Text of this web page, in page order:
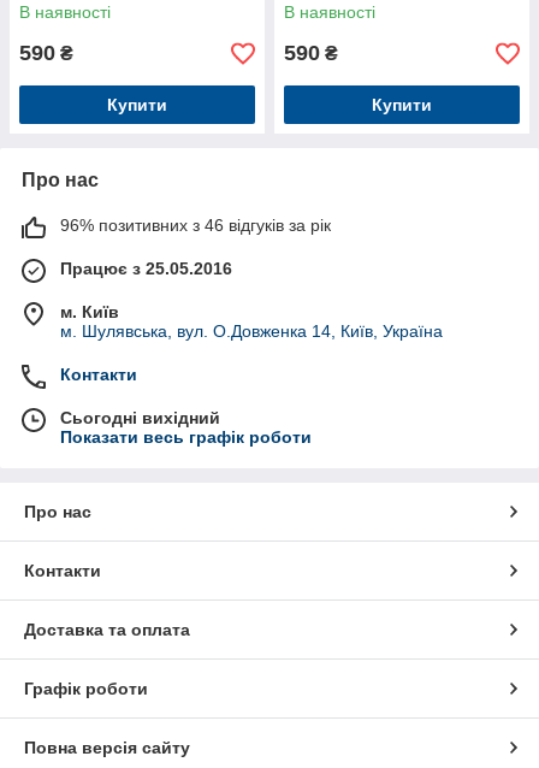
В наявності
590 ₴
Купити
В наявності
590 ₴
Купити
Про нас
96% позитивних з 46 відгуків за рік
Працює з 25.05.2016
м. Київ
м. Шулявська, вул. О.Довженка 14, Київ, Україна
Контакти
Сьогодні вихідний
Показати весь графік роботи
Про нас
Контакти
Доставка та оплата
Графік роботи
Повна версія сайту